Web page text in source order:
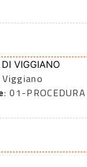
VIGGIANO
Viggiano
: 01-